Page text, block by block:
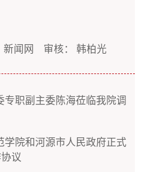
闻网 审核： 韩柏光
专职副主委陈海莅临我院调
学院和河源市人民政府正式
议